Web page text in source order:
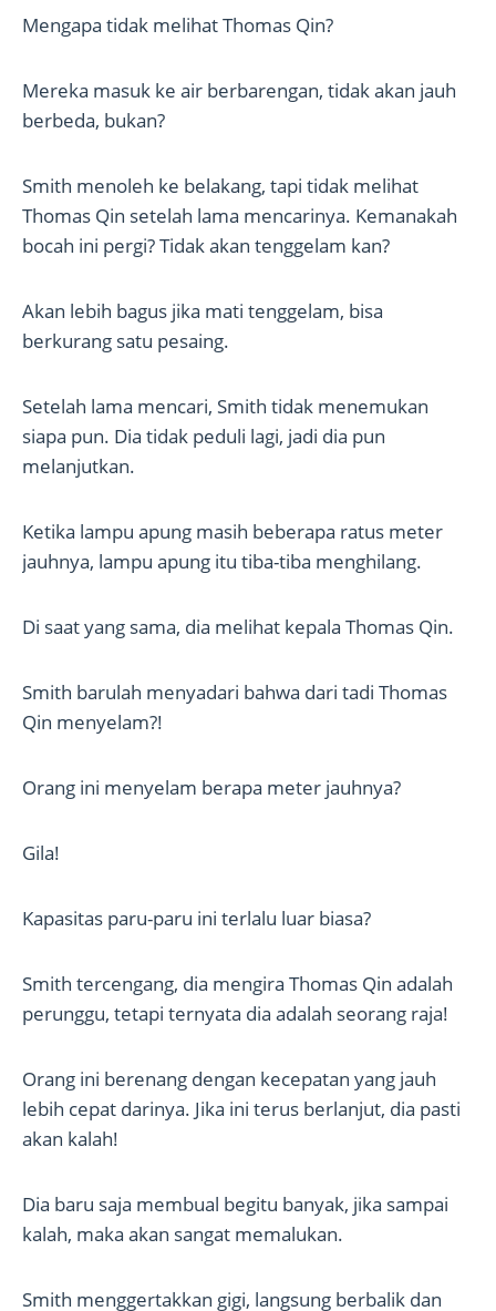
Mengapa tidak melihat Thomas Qin?
Mereka masuk ke air berbarengan, tidak akan jauh
berbeda, bukan?
Smith menoleh ke belakang, tapi tidak melihat
Thomas Qin setelah lama mencarinya. Kemanakah
bocah ini pergi? Tidak akan tenggelam kan?
Akan lebih bagus jika mati tenggelam, bisa
berkurang satu pesaing.
Setelah lama mencari, Smith tidak menemukan
siapa pun. Dia tidak peduli lagi, jadi dia pun
melanjutkan.
Ketika lampu apung masih beberapa ratus meter
jauhnya, lampu apung itu tiba-tiba menghilang.
Di saat yang sama, dia melihat kepala Thomas Qin.
Smith barulah menyadari bahwa dari tadi Thomas
Qin menyelam?!
Orang ini menyelam berapa meter jauhnya?
Gila!
Kapasitas paru-paru ini terlalu luar biasa?
Smith tercengang, dia mengira Thomas Qin adalah
perunggu, tetapi ternyata dia adalah seorang raja!
Orang ini berenang dengan kecepatan yang jauh
lebih cepat darinya. Jika ini terus berlanjut, dia pasti
akan kalah!
Dia baru saja membual begitu banyak, jika sampai
kalah, maka akan sangat memalukan.
Smith menggertakkan gigi, langsung berbalik dan